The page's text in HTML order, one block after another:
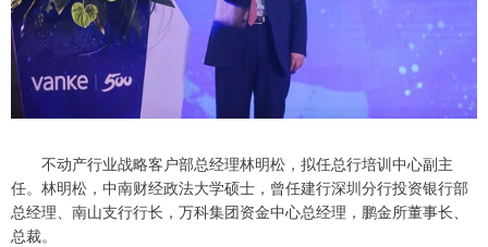
不动产行业战略客户部总经理林明松，拟任总行培训中心副主
任。林明松，中南财经政法大学硕士，曾任建行深圳分行投资银行部
总经理、南山支行行长，万科集团资金中心总经理，鹏金所董事长、
总裁。